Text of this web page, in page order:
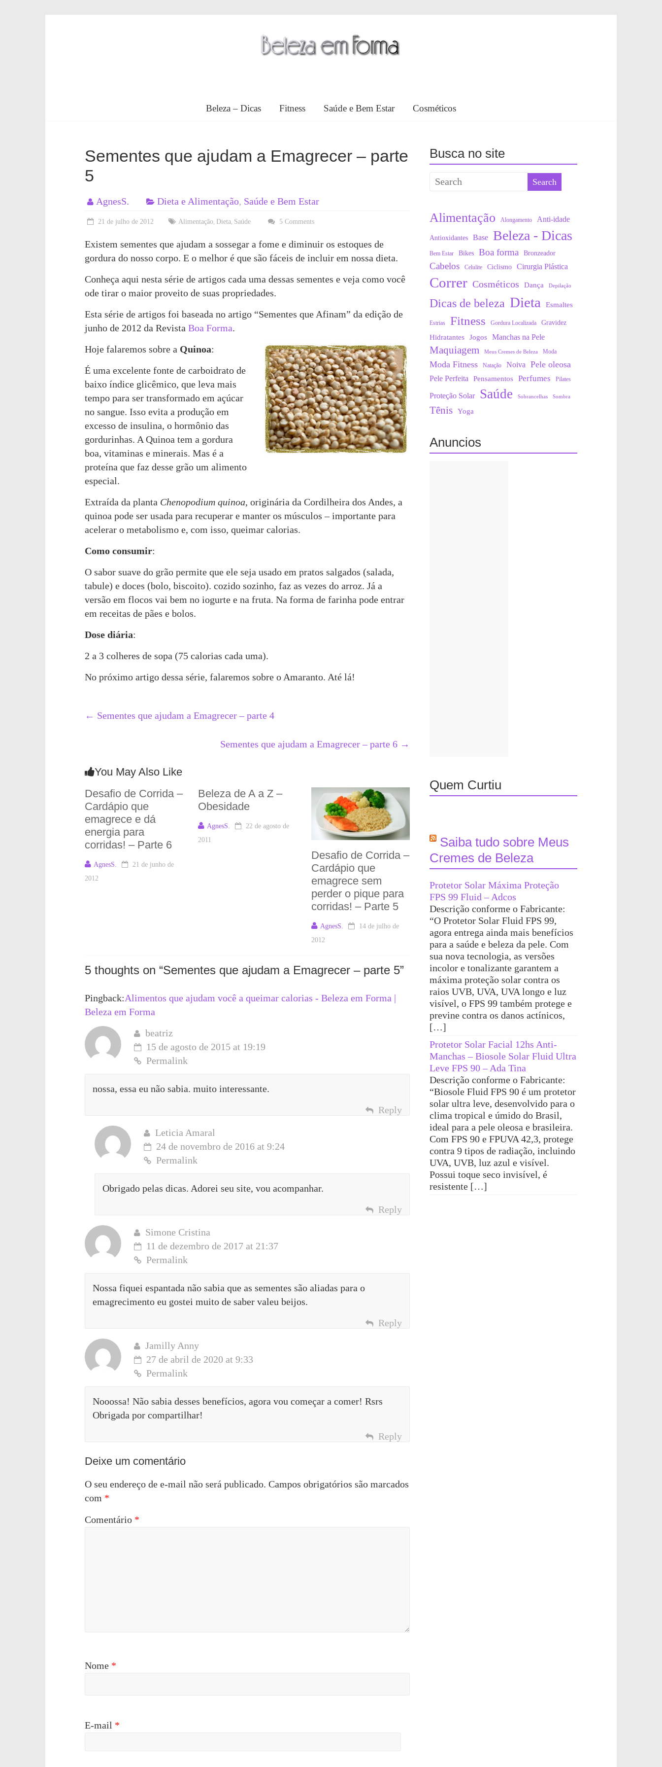
Forma
Você
bela,
saudável
e
Beleza – Dicas Fitness Saúde e Bem Estar Cosméticos
Sementes que ajudam a Emagrecer – parte
5
AgnesS. Dieta e Alimentação, Saúde e Bem Estar
21 de julho de 2012 Alimentação, Dieta, Saúde 5 Comments
Existem sementes que ajudam a sossegar a fome e diminuir os estoques de
gordura do nosso corpo. E o melhor é que são fáceis de incluir em nossa dieta.
Conheça aqui nesta série de artigos cada uma dessas sementes e veja como você
ode tirar o maior proveito de suas propriedades.
Esta série de artigos foi baseada no artigo “Sementes que Afinam” da edição de
junho de 2012 da Revista Boa Forma.
Hoje falaremos sobre a Quinoa:
É uma excelente fonte de carboidrato de
baixo índice glicêmico, que leva mais
tempo para ser transformado em açúcar
no sangue. Isso evita a produção em
excesso de insulina, o hormônio das
gordurinhas. A Quinoa tem a gordura
boa, vitaminas e minerais. Mas é a
proteína que faz desse grão um alimento
especial.
Extraída da planta Chenopodium quinoa, originária da Cordilheira dos Andes, a
quinoa pode ser usada para recuperar e manter os músculos – importante para
acelerar o metabolismo e, com isso, queimar calorias.
Como consumir:
O sabor suave do grão permite que ele seja usado em pratos salgados (salada,
tabule) e doces (bolo, biscoito). cozido sozinho, faz as vezes do arroz. Já a
versão em flocos vai bem no iogurte e na fruta. Na forma de farinha pode entrar
em receitas de pães e bolos.
Dose diária:
2 a 3 colheres de sopa (75 calorias cada uma).
No próximo artigo dessa série, falaremos sobre o Amaranto. Até lá!
← Sementes que ajudam a Emagrecer – parte 4
Sementes que ajudam a Emagrecer – parte 6 →
You May Also Like
Desafio de Corrida –
Cardápio que
emagrece e dá
energia para
corridas! – Parte 6
AgnesS.
21 de junho de
2012
Beleza de A a Z –
Obesidade
AgnesS.
22 de agosto de
2011
Desafio de Corrida –
Cardápio que
emagrece sem
perder o pique para
corridas! – Parte 5
AgnesS.
14 de julho de
2012
5 thoughts on “Sementes que ajudam a Emagrecer – parte 5”
Pingback:Alimentos que ajudam você a queimar calorias - Beleza em Forma |
Beleza em Forma
beatriz
15 de agosto de 2015 at 19:19
Permalink
nossa, essa eu não sabia. muito interessante.
Reply
Leticia Amaral
24 de novembro de 2016 at 9:24
Permalink
Obrigado pelas dicas. Adorei seu site, vou acompanhar.
Reply
Simone Cristina
11 de dezembro de 2017 at 21:37
Permalink
Nossa fiquei espantada não sabia que as sementes são aliadas para o
emagrecimento eu gostei muito de saber valeu beijos.
Reply
Jamilly Anny
27 de abril de 2020 at 9:33
Permalink
Nooossa! Não sabia desses benefícios, agora vou começar a comer! Rsrs
Obrigada por compartilhar!
Reply
Deixe um comentário
O seu endereço de e-mail não será publicado. Campos obrigatórios são marcados
com *
Comentário *
Nome *
E-mail *
Busca no site
Alimentação Alongamento Anti-idade
Antioxidantes Base Beleza - Dicas
Bem Estar Bikes Boa forma Bronzeador
Cabelos Celulite Ciclismo Cirurgia Plástica
Correr Cosméticos Dança Depilação
Dicas de beleza Dieta Esmaltes
Estrias Fitness Gordura Localizada Gravidez
Hidratantes Jogos Manchas na Pele
Maquiagem Meus Cremes de Beleza Moda
Moda Fitness Natação Noiva Pele oleosa
Pele Perfeita Pensamentos Perfumes Pilates
Proteção Solar Saúde Sobrancelhas Sombra
Tênis Yoga
Anuncios
Quem Curtiu
Saiba tudo sobre Meus
Cremes de Beleza
Protetor Solar Máxima Proteção
FPS 99 Fluid – Adcos
Descrição conforme o Fabricante:
“O Protetor Solar Fluid FPS 99,
agora entrega ainda mais benefícios
para a saúde e beleza da pele. Com
sua nova tecnologia, as versões
incolor e tonalizante garantem a
máxima proteção solar contra os
raios UVB, UVA, UVA longo e luz
visível, o FPS 99 também protege e
previne contra os danos actínicos,
[…]
Protetor Solar Facial 12hs Anti-
Manchas – Biosole Solar Fluid Ultra
Leve FPS 90 – Ada Tina
Descrição conforme o Fabricante:
“Biosole Fluid FPS 90 é um protetor
solar ultra leve, desenvolvido para o
clima tropical e úmido do Brasil,
ideal para a pele oleosa e brasileira.
Com FPS 90 e FPUVA 42,3, protege
contra 9 tipos de radiação, incluindo
UVA, UVB, luz azul e visível.
Possui toque seco invisível, é
resistente […]